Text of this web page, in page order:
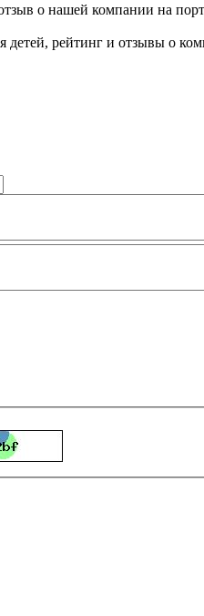
о нашей компании на
рейтинг и отзывы о